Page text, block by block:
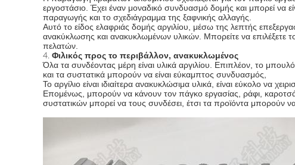
εργοστάσιο. Έχει έναν μοναδικό συνδυασμό δομής και μπορεί να
παραγωγής και το σχεδιάγραμμα της ξαφνικής αλλαγής.
Αυτό το είδος ελαφριάς δομής αργιλίου, μέσω της λεπτής
ανακύκλωσης και ανακυκλωμένων υλικών. Μπορείτε να επιλέξετε
πελατών.
4. Φιλικός προς το περιβάλλον, ανακυκλωμένος
Όλα τα συνδέοντας μέρη είναι υλικά αργιλίου. Επιπλέον, το
και τα συστατικά μπορούν να είναι εύκαμπτος συνδυασμός,
Το αργίλιο είναι ιδιαίτερα ανακυκλώσιμα υλικά, είναι εύκολο να
Επομένως, μπορούν να κάνουν τον πάγκο εργασίας, ράφι,
συστατικών μπορεί να τους συνδέσει, έτσι τα προϊόντα μπορούν να